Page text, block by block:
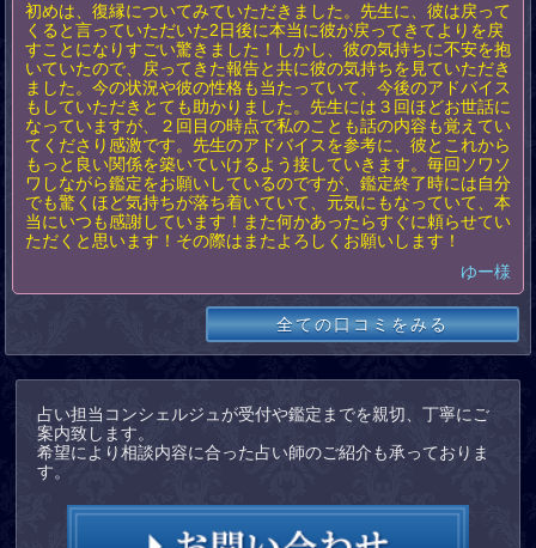
初めは、復縁についてみていただきました。先生に、彼は戻って
くると言っていただいた2日後に本当に彼が戻ってきてよりを戻
すことになりすごい驚きました！しかし、彼の気持ちに不安を抱
いていたので、戻ってきた報告と共に彼の気持ちを見ていただき
ました。今の状況や彼の性格も当たっていて、今後のアドバイス
もしていただきとても助かりました。先生には３回ほどお世話に
なっていますが、２回目の時点で私のことも話の内容も覚えてい
てくださり感激です。先生のアドバイスを参考に、彼とこれから
もっと良い関係を築いていけるよう接していきます。毎回ソワソ
ワしながら鑑定をお願いしているのですが、鑑定終了時には自分
でも驚くほど気持ちが落ち着いていて、元気にもなっていて、本
当にいつも感謝しています！また何かあったらすぐに頼らせてい
ただくと思います！その際はまたよろしくお願いします！
ゆー様
全ての口コミをみる
占い担当コンシェルジュが受付や鑑定までを親切、丁寧にご
案内致します。
希望により相談内容に合った占い師のご紹介も承っておりま
す。